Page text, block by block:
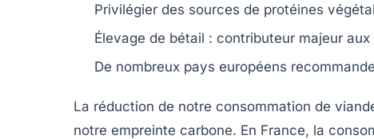
Privilégier des sources de protéines
Élevage de bétail : contributeur majeur aux
De nombreux pays européens
La réduction de notre consommation de
notre empreinte carbone. En France, la